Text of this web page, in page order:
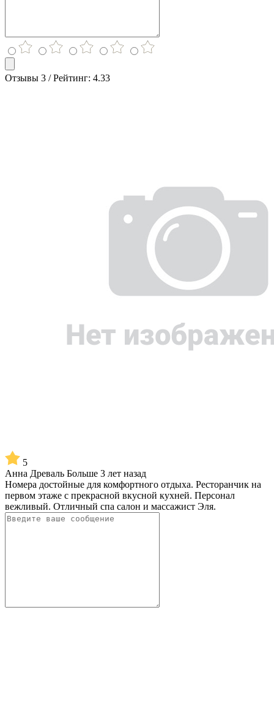
Отзывы 3 / Рейтинг: 4.33
5
Анна Древаль Больше 3 лет назад
Номера достойные для комфортного отдыха. Ресторанчик на
первом этаже с прекрасной вкусной кухней. Персонал
вежливый. Отличный спа салон и массажист Эля.